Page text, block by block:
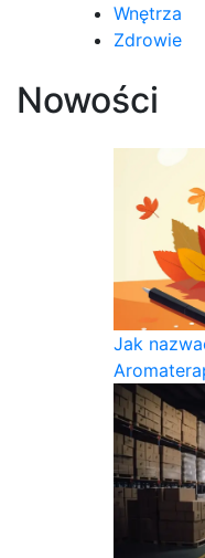
Wnętrza
Zdrowie
Nowości
Jak